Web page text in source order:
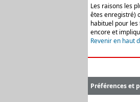
Les raisons les
êtes enregistré)
habituel pour
encore et
Revenir en haut
Préférences et